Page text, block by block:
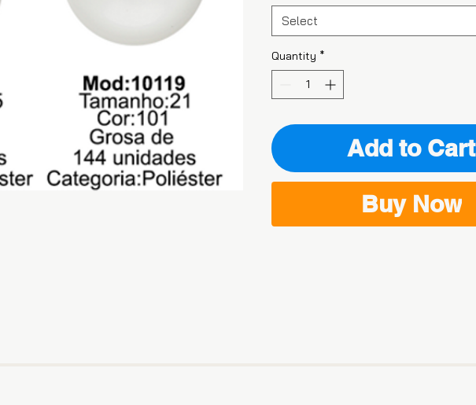
Select
Quantity *
Add to Cart
Buy Now